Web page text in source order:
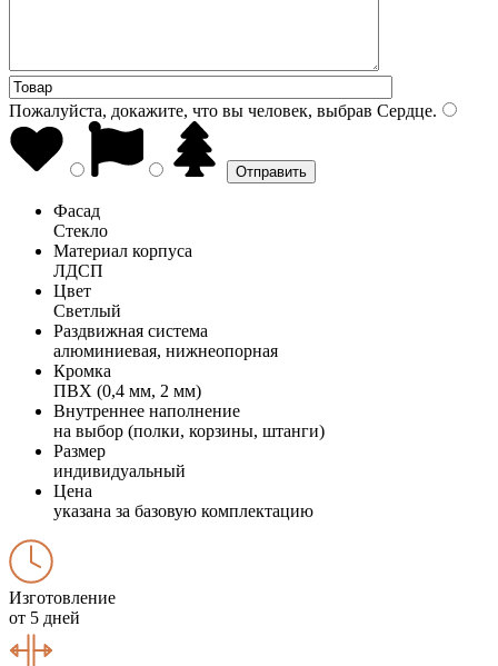
Пожалуйста, докажите, что вы человек, выбрав Сердце.
Фасад
Стекло
Материал корпуса
ЛДСП
Цвет
Светлый
Раздвижная система
алюминиевая, нижнеопорная
Кромка
ПВХ (0,4 мм, 2 мм)
Внутреннее наполнение
на выбор (полки, корзины, штанги)
Размер
индивидуальный
Цена
указана за базовую комплектацию
Изготовление
от 5 дней